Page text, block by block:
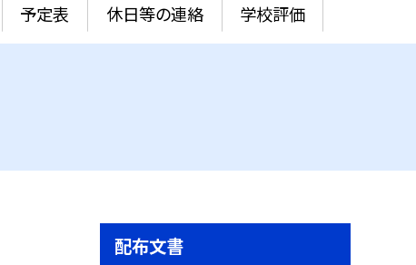
予定表 休日等の連絡 学校評価
配布文書